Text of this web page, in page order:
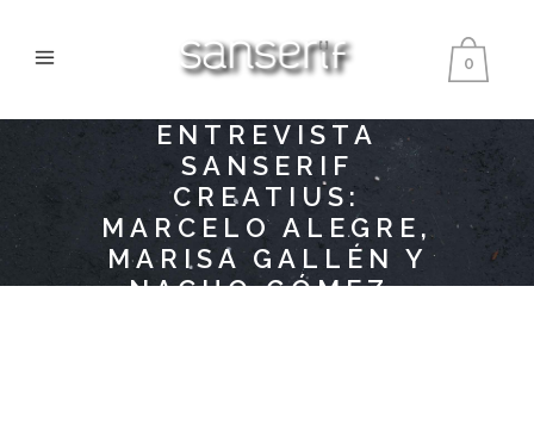
0
ENTREVISTA
SANSERIF
CREATIUS:
MARCELO ALEGRE,
MARISA GALLÉN Y
NACHO GÓMEZ-